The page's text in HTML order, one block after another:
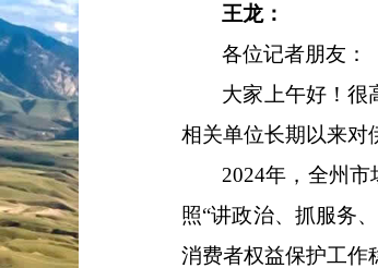
王龙：
各位记者朋友 ：
大家 上午好！很
相关单位长期以来对
2024年，全州
照“讲政治、抓服务
消费者权益保护工作